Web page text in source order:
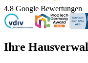
4.8 Google Bewertungen
Ihre